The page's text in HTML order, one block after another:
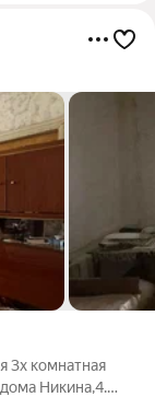
3х комнатная
Никина,4.